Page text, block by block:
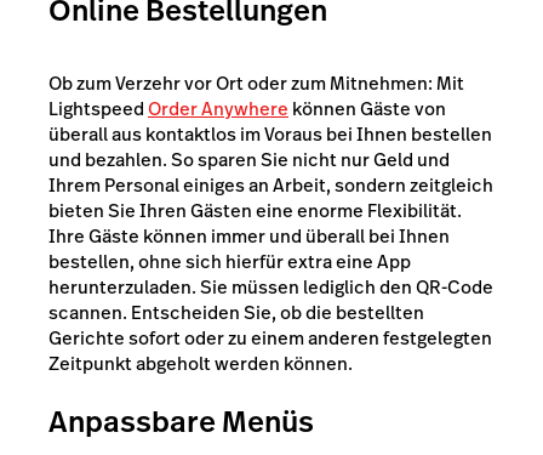
Online Bestellungen
Ob zum Verzehr vor Ort oder zum Mitnehmen: Mit
LightspeedOrder Anywhere können Gäste von
überall aus kontaktlos im Voraus bei Ihnen bestellen
und bezahlen. So sparen Sie nicht nur Geld und
Ihrem Personal einiges an Arbeit, sondern zeitgleich
bieten Sie Ihren Gästen eine enorme Flexibilität.
Ihre Gäste können immer und überall bei Ihnen
bestellen, ohne sich hierfür extra eine App
herunterzuladen. Sie müssen lediglich den QR-Code
scannen. Entscheiden Sie, ob die bestellten
Gerichte sofort oder zu einem anderen festgelegten
Zeitpunkt abgeholt werden können.
Anpassbare Menüs